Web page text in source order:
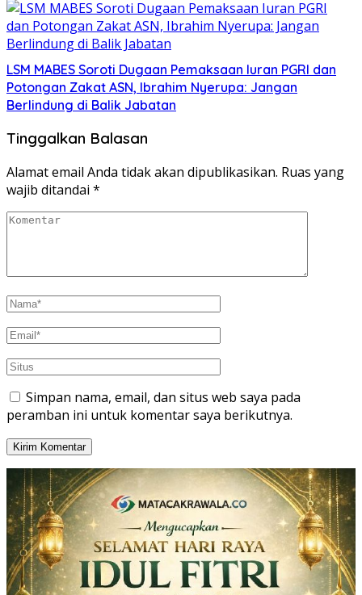
LSM MABES Soroti Dugaan Pemaksaan Iuran PGRI dan
Potongan Zakat ASN, Ibrahim Nyerupa: Jangan
Berlindung di Balik Jabatan
Tinggalkan Balasan
Alamat email Anda tidak akan dipublikasikan. Ruas yang
wajib ditandai *
Simpan nama, email, dan situs web saya pada
peramban ini untuk komentar saya berikutnya.